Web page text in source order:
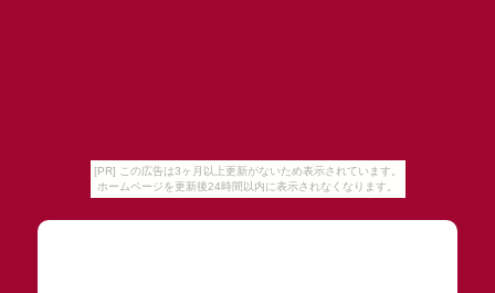
[PR] この広告は3ヶ月以上更新がないため表示されています。
ホームページを更新後24時間以内に表示されなくなります。